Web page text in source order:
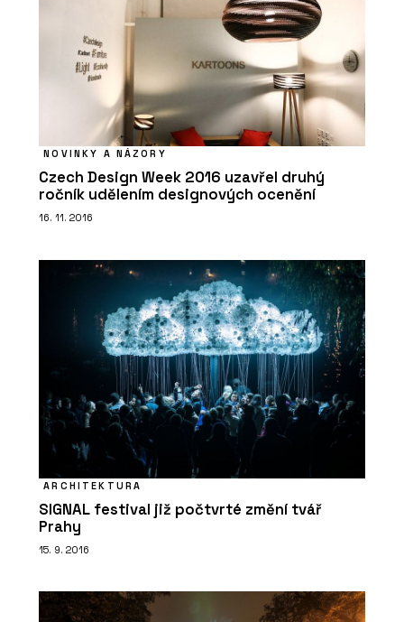
NOVINKY A NÁZORY
Czech Design Week 2016 uzavřel druhý
ročník udělením designových ocenění
16. 11. 2016
ARCHITEKTURA
SIGNAL festival již počtvrté změní tvář
Prahy
15. 9. 2016